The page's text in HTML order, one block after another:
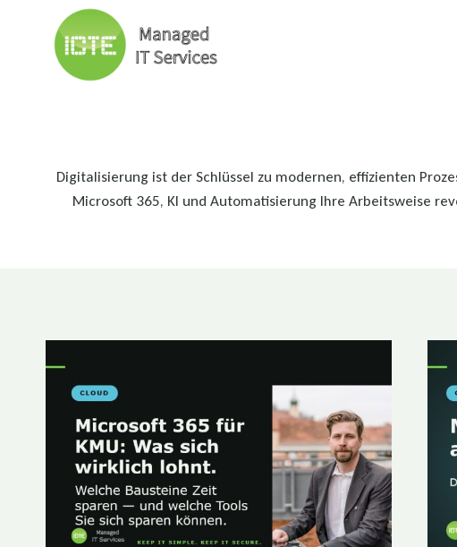
Digitalisierung ist der Schlüssel zu modernen, effizienten
Microsoft 365, KI und Automatisierung Ihre Arbeitsweise